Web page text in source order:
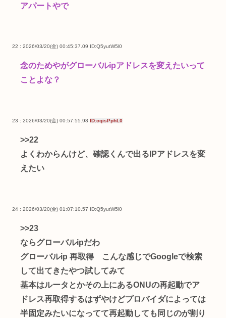
アパートやで
22 : 2026/03/20(金) 00:45:37.09 ID:Q5yutW5l0
念のためやがグローバルipアドレスを変えたいって
ことよな？
23 : 2026/03/20(金) 00:57:55.98 ID:cqisPphL0
>>22
よくわからんけど、確認くんで出るIPアドレスを変
えたい
24 : 2026/03/20(金) 01:07:10.57 ID:Q5yutW5l0
>>23
ならグローバルipだわ
グローバルip 再取得 こんな感じでGoogleで検索
して出てきたやつ試してみて
基本はルータとかその上にあるONUの再起動でア
ドレス再取得するはずやけどプロバイダによっては
半固定みたいになってて再起動しても同じのが割り